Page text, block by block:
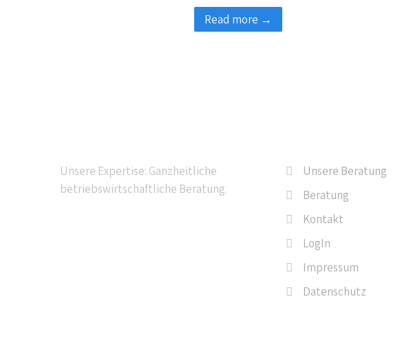
Read more →
Unsere Expertise: Ganzheitliche
betriebswirtschaftliche Beratung.
Unsere Beratung
Beratung
Kontakt
LogIn
Impressum
Datenschutz